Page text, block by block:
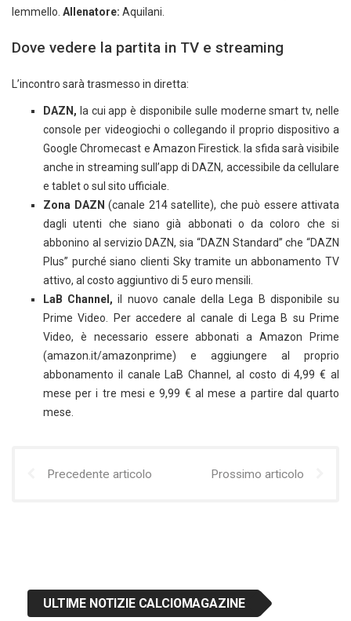
Iemmello. Allenatore: Aquilani.
Dove vedere la partita in TV e streaming
L’incontro sarà trasmesso in diretta:
DAZN, la cui app è disponibile sulle moderne smart tv, nelle
console per videogiochi o collegando il proprio dispositivo a
Google Chromecast e Amazon Firestick. la sfida sarà visibile
anche in streaming sull’app di DAZN, accessibile da cellulare
e tablet o sul sito ufficiale.
Zona DAZN (canale 214 satellite), che può essere attivata
dagli utenti che siano già abbonati o da coloro che si
abbonino al servizio DAZN, sia “DAZN Standard” che “DAZN
Plus” purché siano clienti Sky tramite un abbonamento TV
attivo, al costo aggiuntivo di 5 euro mensili.
LaB Channel,il nuovo canale della Lega B disponibile su
Prime Video. Per accedere al canale di Lega B su Prime
Video, è necessario essere abbonati a Amazon Prime
(amazon.it/amazonprime) e aggiungere al proprio
abbonamento il canale LaB Channel, al costo di 4,99 € al
mese per i tre mesi e 9,99 € al mese a partire dal quarto
mese.
Precedente articolo Prossimo articolo
ULTIME NOTIZIE CALCIOMAGAZINE